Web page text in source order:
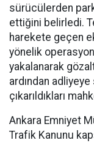
sürücülerden
ettiğini belirledi.
harekete geçen
yönelik
yakalanarak
ardından
çıkarıldıkları
Ankara Emniyet
Trafik Kanunu